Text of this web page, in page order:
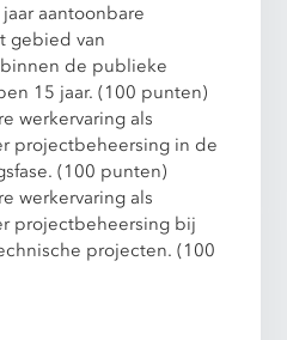
aantoonbare
gebied van
de publieke
15 jaar. (100 punten)
werkervaring als
projectbeheersing in de
(100 punten)
werkervaring als
projectbeheersing bij
projecten. (100